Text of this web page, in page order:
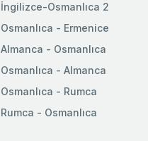
İngilizce-Osmanlıca 2
Osmanlıca - Ermenice
Almanca - Osmanlıca
Osmanlıca - Almanca
Osmanlıca - Rumca
Rumca - Osmanlıca